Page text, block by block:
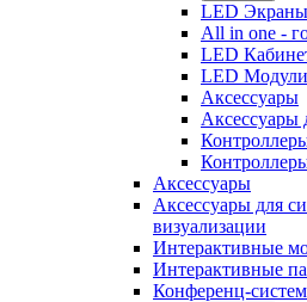
LED Экраны
All in one -
LED
LED Модули
Аксессуары
Аксессуары
Аксессуары
Аксессуары для
визуализации
Интерактивные
Интерактивные
Конференц-